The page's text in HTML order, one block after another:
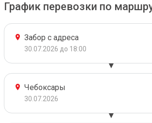
График перевозки по
Забор с адреса
30.07.2026 до 18:00
Чебоксары
30.07.2026